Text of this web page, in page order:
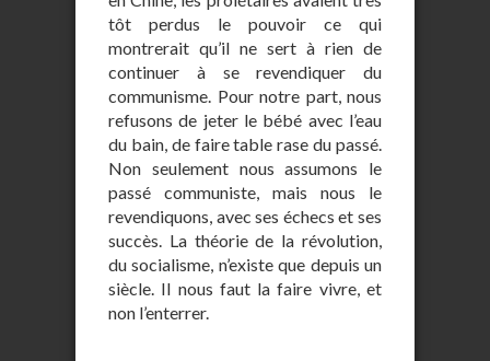
tôt perdus le pouvoir ce qui
montrerait qu’il ne sert à rien de
continuer à se revendiquer du
communisme. Pour notre part, nous
refusons de jeter le bébé avec l’eau
du bain, de faire table rase du passé.
Non seulement nous assumons le
passé communiste, mais nous le
revendiquons, avec ses échecs et ses
succès. La théorie de la révolution,
du socialisme, n’existe que depuis un
siècle. Il nous faut la faire vivre, et
non l’enterrer.